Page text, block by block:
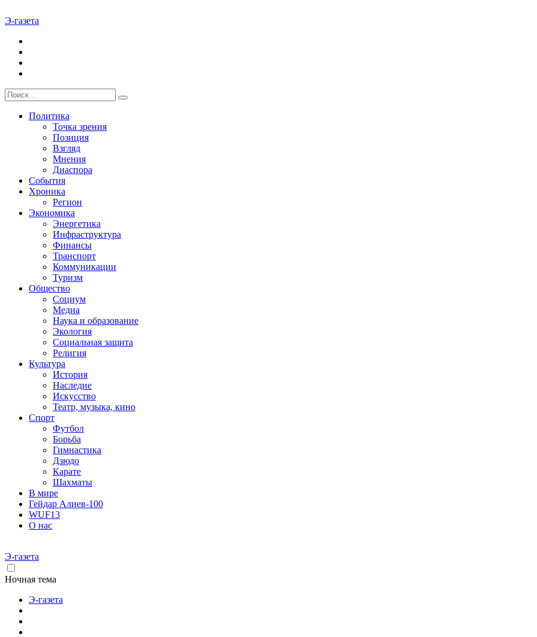
Э-газета
Политика
Точка зрения
Позиция
Взгляд
Мнения
Диаспора
События
Хроника
Регион
Экономика
Энергетика
Инфраструктура
Финансы
Транспорт
Коммуникации
Туризм
Общество
Социум
Медиа
Наука и образование
Экология
Социальная защита
Религия
Культура
История
Наследие
Искусство
Театр, музыка, кино
Спорт
Футбол
Борьба
Гимнастика
Дзюдо
Карате
Шахматы
В мире
Гейдар Алиев-100
WUF13
О нас
Э-газета
Ночная тема
Э-газета